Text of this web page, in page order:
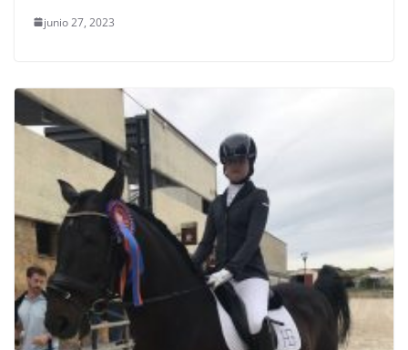
junio 27, 2023